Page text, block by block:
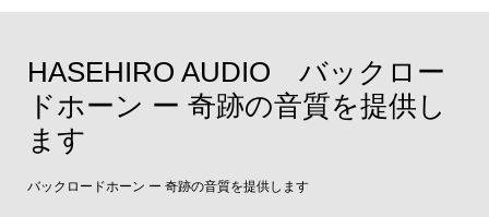
HASEHIRO AUDIO バックロー
ドホーン ー 奇跡の音質を提供し
ます
バックロードホーン ー 奇跡の音質を提供します